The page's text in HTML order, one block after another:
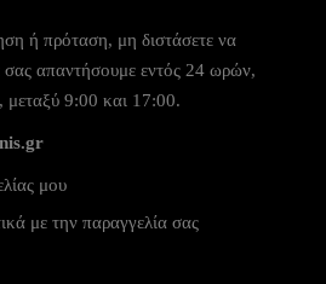
ή πρόταση, μη διστάσετε να
σας απαντήσουμε εντός 24 ωρών,
9:00 και 17:00.
μου
με την παραγγελία σας